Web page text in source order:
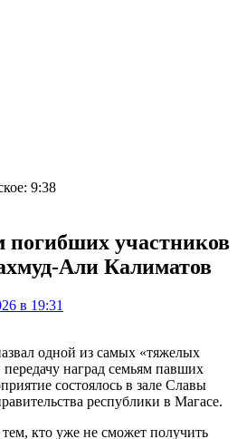
9:38
участников
Али Калиматов
в 19:31
одной из самых «тяжелых
наград семьям павших
состоялось в зале Славы
республики в Магасе.
кто уже не сможет получить